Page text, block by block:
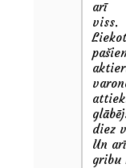
arī
viss.
diez
Un
gribu